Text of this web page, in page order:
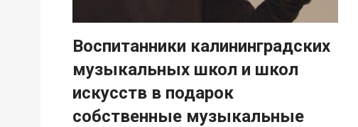
Воспитанники калининградских
музыкальных школ и школ
искусств в подарок
собственные музыкальные